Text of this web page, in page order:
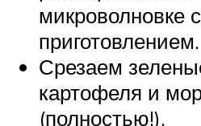
микроволновке
приготовлением.
Срезаем
картофеля и
(полностью!).